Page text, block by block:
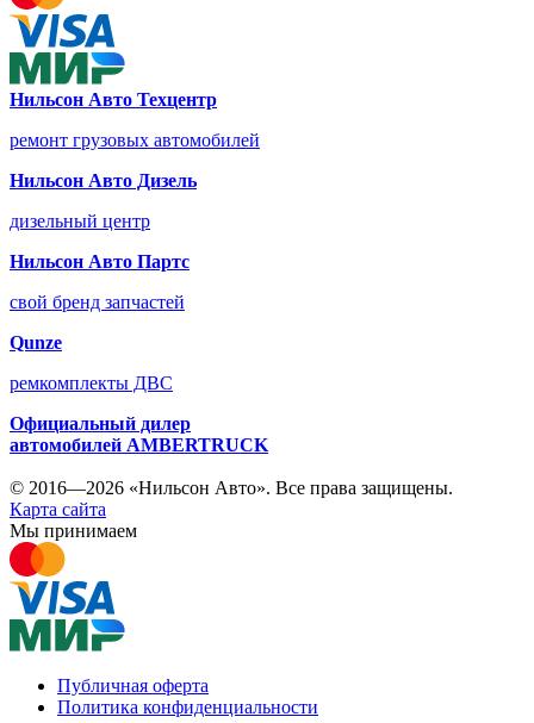
Нильсон Авто Техцентр
ремонт грузовых автомобилей
Нильсон Авто Дизель
дизельный центр
Нильсон Авто Партс
свой бренд запчастей
Qunze
ремкомплекты ДВС
Официальный дилер
автомобилей AMBERTRUCK
© 2016—2026 «Нильсон Авто». Все права защищены.
Карта сайта
Мы принимаем
Публичная оферта
Политика конфиденциальности